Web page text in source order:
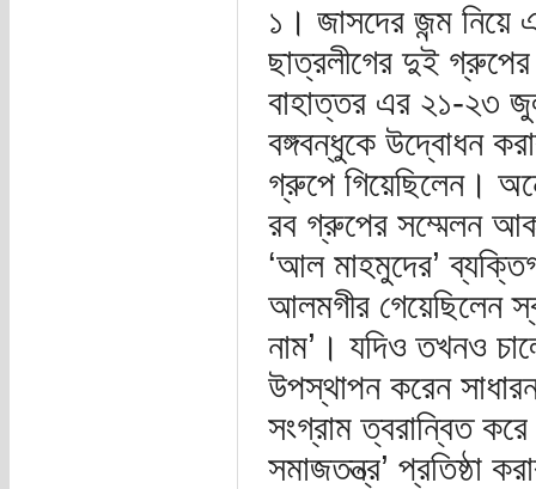
১। জাসদের জন্ম নিয়ে
ছাত্রলীগের দুই গ্রুপের
বাহাত্তর এর ২১-২৩
বঙ্গবন্ধুকে উদ্বোধন
গ্রুপে গিয়েছিলেন।
রব গ্রুপের সম্মেলন
‘আল মাহমুদের’
আলমগীর গেয়েছিলেন
নাম’। যদিও তখনও
উপস্থাপন করেন
সংগ্রাম ত্বরান্বিত করে
সমাজতন্ত্র’ প্রতিষ্ঠা